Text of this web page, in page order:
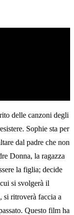
delle canzoni degli
Sophie sta per
dal padre che non
Donna, la ragazza
la figlia; decide
si svolgerà il
si ritroverà faccia a
Questo film ha